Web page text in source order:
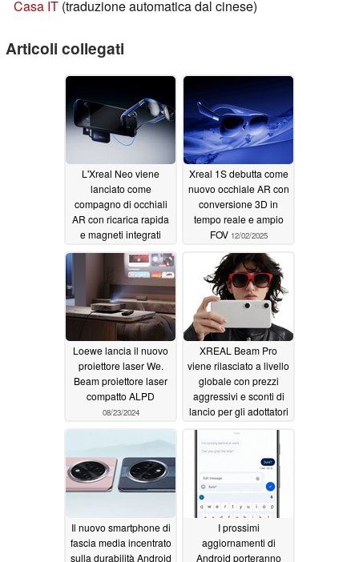
Casa IT (traduzione automatica dal cinese)
Articoli collegati
L'Xreal Neo viene
lanciato come
compagno di occhiali
AR con ricarica rapida
e magneti integrati
12/03/2025
Xreal 1S debutta come
nuovo occhiale AR con
conversione 3D in
tempo reale e ampio
FOV 12/02/2025
Loewe lancia il nuovo
proiettore laser We.
Beam proiettore laser
compatto ALPD
08/23/2024
XREAL Beam Pro
viene rilasciato a livello
globale con prezzi
aggressivi e sconti di
lancio per gli adottatori
06/19/2024
Il nuovo smartphone di
fascia media incentrato
sulla durabilità Android
I prossimi
aggiornamenti di
Android porteranno